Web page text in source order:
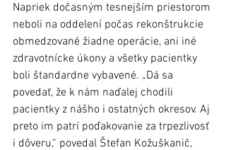
Napriek dočasným tesnejším priestorom
neboli na oddelení počas rekonštrukcie
obmedzované žiadne operácie, ani iné
zdravotnícke úkony a všetky pacientky
boli štandardne vybavené. „Dá sa
povedať, že k nám naďalej chodili
pacientky z nášho i ostatných okresov. Aj
preto im patrí poďakovanie za trpezlivosť
i dôveru,“ povedal Štefan Kožuškanič,